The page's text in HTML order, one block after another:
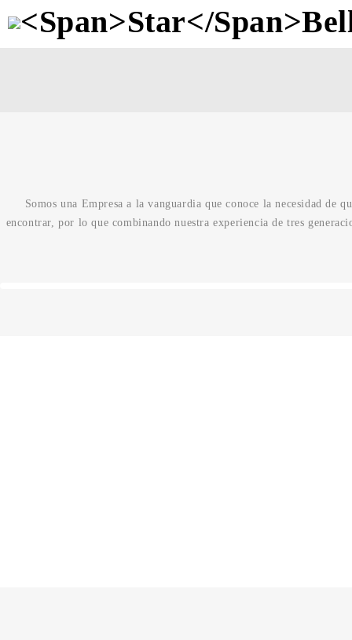
Somos una Empresa a la vanguardia que conoce la necesidad de
encontrar, por lo que combinando nuestra experiencia de tres